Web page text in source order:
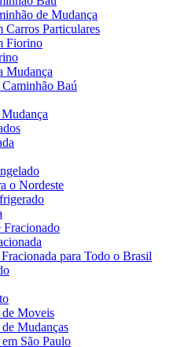
de Mudança
Carros Particulares
Fiorino
Mudança
Baú
o Nordeste
Fracionado
para Todo o Brasil
de Moveis
Mudanças
São Paulo